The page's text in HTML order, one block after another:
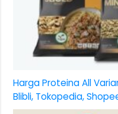
Harga Proteina All
Blibli, Tokopedia,